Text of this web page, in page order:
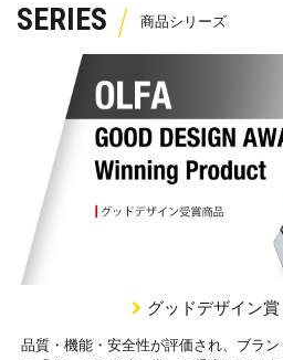
SERIES
グッドデザイン
品質・機能・安全性が評価され、ブラ